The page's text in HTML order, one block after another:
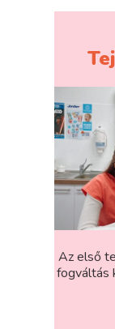
Az első
fogváltás